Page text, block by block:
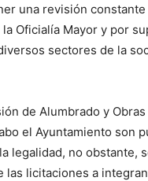
una revisión
Oficialía Mayor y por
sectores de la
de Alumbrado y
el Ayuntamiento son
legalidad, no obstante,
las licitaciones a